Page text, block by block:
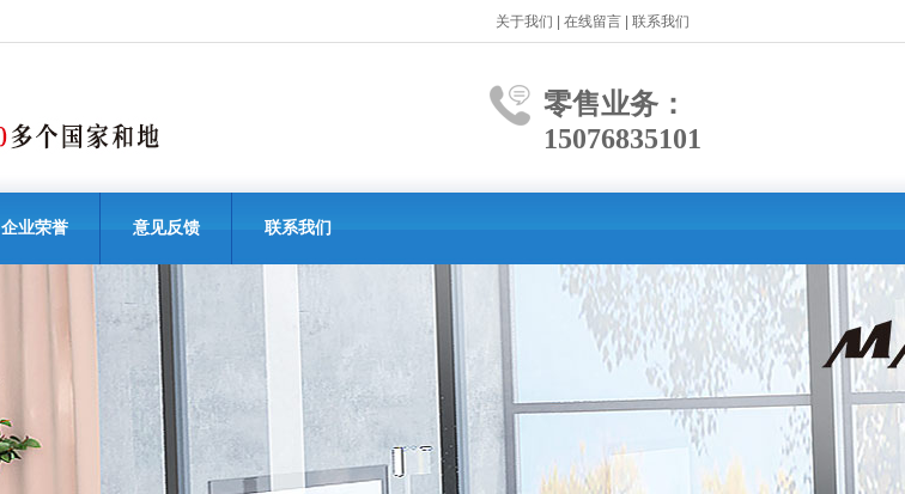
关于我们 在线留言 联系我们
零售业务：
15076835101
企业荣誉 意见反馈 联系我们